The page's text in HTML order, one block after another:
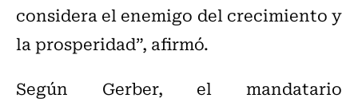
considera el enemigo del crecimiento y
la prosperidad”, afirmó.
Según Gerber, el mandatario